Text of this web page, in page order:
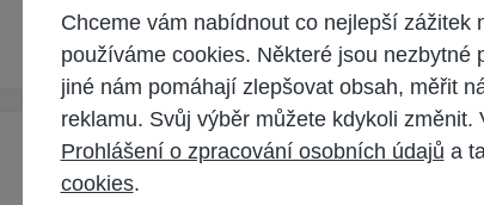
Chceme vám nabídnout co nejlepší zážitek
používáme cookies. Některé jsou nezbytné
jiné nám pomáhají zlepšovat obsah, měřit
reklamu. Svůj výběr můžete kdykoli
Prohlášení o zpracování osobních údajů a
cookies.